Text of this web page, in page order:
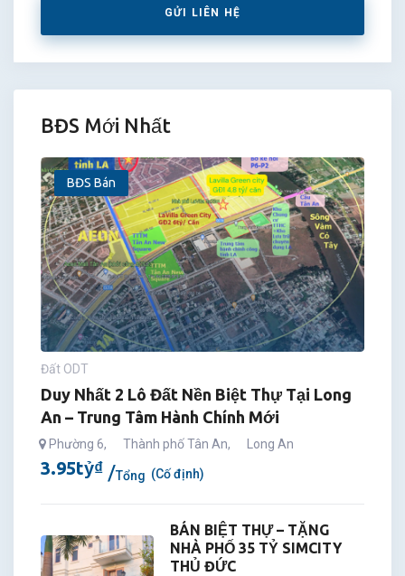
GỬI LIÊN HỆ
BĐS Mới Nhất
BĐS Bán
Đất ODT
Duy Nhất 2 Lô Đất Nền Biệt Thự Tại Long
An – Trung Tâm Hành Chính Mới
Phường 6, Thành phố Tân An, Long An
3.95tỷ₫ Tổng (Cố định)
BÁN BIỆT THỰ – TẶNG
NHÀ PHỐ 35 TỶ SIMCITY
THỦ ĐỨC